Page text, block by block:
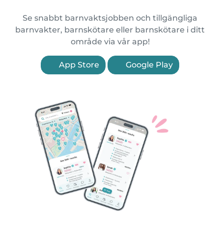
Se snabbt barnvaktsjobben och tillgängliga
barnvakter, barnskötare eller barnskötare i ditt
område via vår app!
App Store Google Play